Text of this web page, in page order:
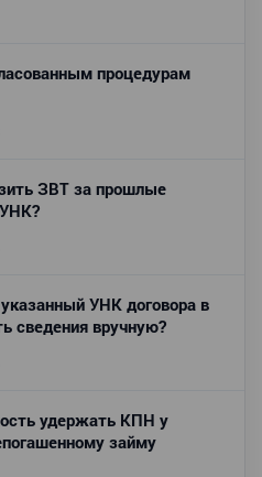
процедурам
ЗВТ за прошлые
УНК договора в
сведения вручную?
удержать КПН у
займу